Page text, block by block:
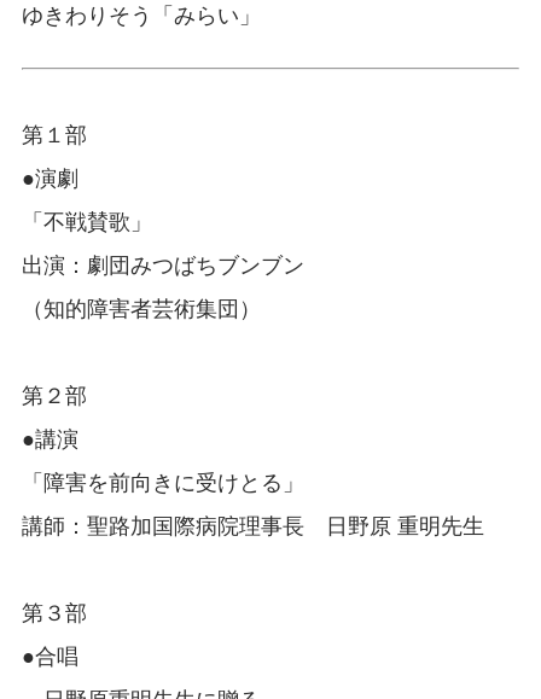
ゆきわりそう「みらい」
第１部
●演劇
「不戦賛歌」
出演：劇団みつばちブンブン
（知的障害者芸術集団）
第２部
●講演
「障害を前向きに受けとる」
講師：聖路加国際病院理事長 日野原 重明先生
第３部
●合唱